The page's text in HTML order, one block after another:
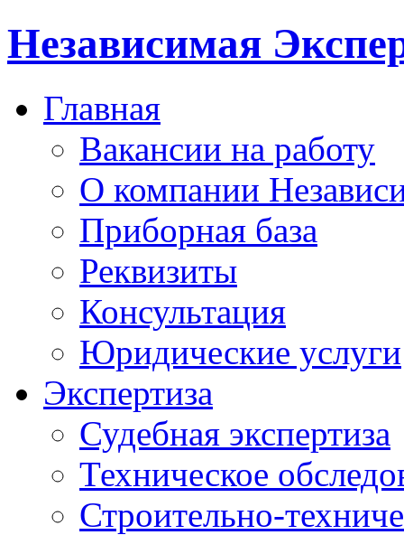
Независимая
Главная
Вакансии на работу
О компании
Приборная база
Реквизиты
Консультация
Юридические услуги
Экспертиза
Судебная экспертиза
Техническое
Строительно-